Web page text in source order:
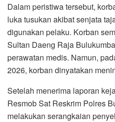
Dalam peristiwa tersebut,
luka tusukan akibat senjata
digunakan pelaku. Korban
Sultan Daeng Raja
perawatan medis. Namun,
2026, korban dinyatakan
Setelah menerima laporan
Resmob Sat Reskrim Polres
melakukan serangkaian